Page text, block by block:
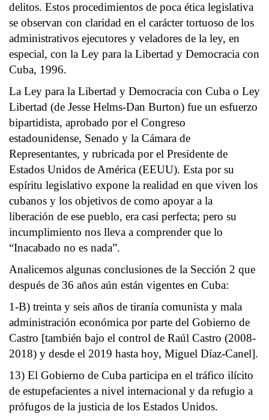
delitos. Estos procedimientos de poca ética legislativa
se observan con claridad en el carácter tortuoso de los
administrativos ejecutores y veladores de la ley, en
especial, con la Ley para la Libertad y Democracia con
Cuba, 1996.
La Ley para la Libertad y Democracia con Cuba o Ley
Libertad (de Jesse Helms-Dan Burton) fue un esfuerzo
bipartidista, aprobado por el Congreso
estadounidense, Senado y la Cámara de
Representantes, y rubricada por el Presidente de
Estados Unidos de América (EEUU). Esta por su
espíritu legislativo expone la realidad en que viven los
cubanos y los objetivos de como apoyar a la
liberación de ese pueblo, era casi perfecta; pero su
incumplimiento nos lleva a comprender que lo
“Inacabado no es nada”.
Analicemos algunas conclusiones de la Sección 2 que
después de 36 años aún están vigentes en Cuba:
1-B) treinta y seis años de tiranía comunista y mala
administración económica por parte del Gobierno de
Castro [también bajo el control de Raúl Castro (2008-
2018) y desde el 2019 hasta hoy, Miguel Díaz-Canel].
13) El Gobierno de Cuba participa en el tráfico ilícito
de estupefacientes a nivel internacional y da refugio a
prófugos de la justicia de los Estados Unidos.